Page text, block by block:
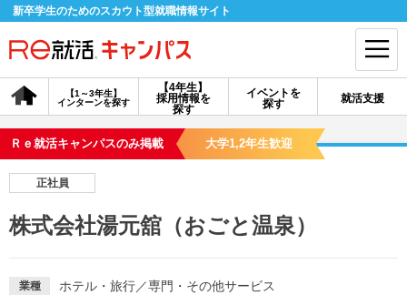
新卒学生のためのスカウト型就職情報サイト
【4年生】
採用情報を
探す
【1～3年生】
インターンを探す
イベントを
探す
就活支援
会員登録 ログイン
会員ID・パスワードを忘れた方はこちら
探す
Ｒｅ就活キャンパスのみ掲載 大学1,2年生歓迎
正社員
株式会社湯元舘（おごと温泉）
業種 ホテル・旅行／専門・その他サービス